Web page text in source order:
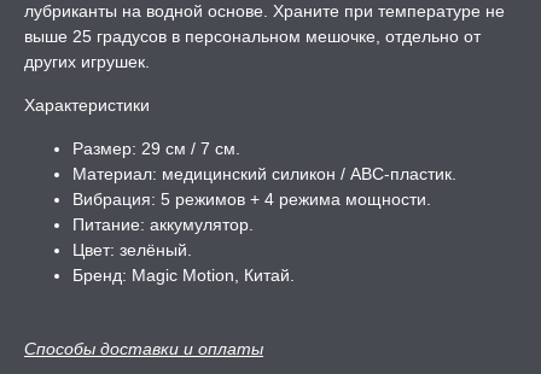
лубриканты на водной основе. Храните при температуре не
выше 25 градусов в персональном мешочке, отдельно от
других игрушек.
Характеристики
Размер: 29 см / 7 см.
Материал: медицинский силикон / ABC-пластик.
Вибрация: 5 режимов + 4 режима мощности.
Питание: аккумулятор.
Цвет: зелёный.
Бренд: Magic Motion, Китай.
Способы доставки и оплаты